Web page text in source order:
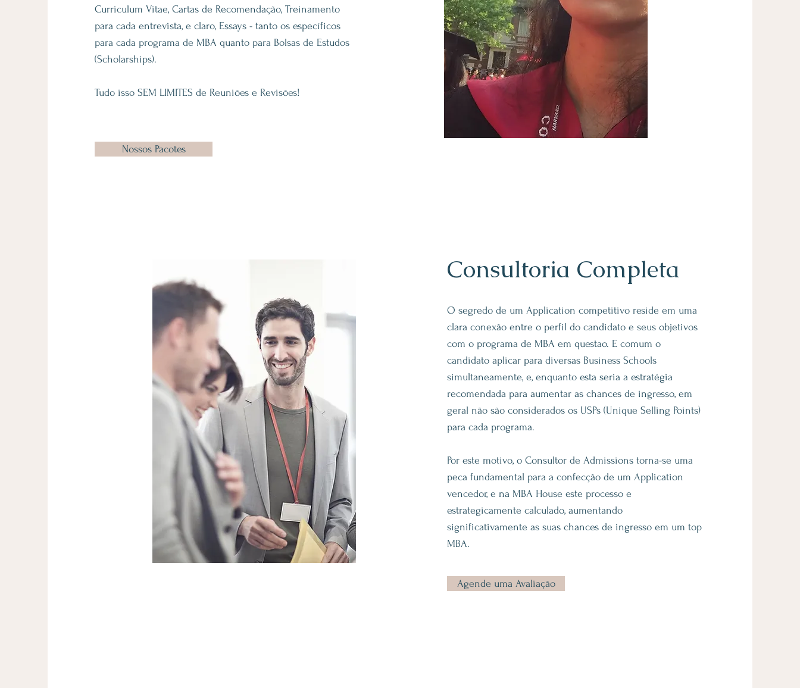
Curriculum Vitae, Cartas de Recomendação, Treinamento
para cada entrevista, e claro, Essays - tanto os específicos
para cada programa de MBA quanto para Bolsas de Estudos
(Scholarships).
Tudo isso SEM LIMITES de Reuniões e Revisões!
Nossos Pacotes
Consultoria Completa
O segredo de um Application competitivo reside em uma
clara conexão entre o perfil do candidato e seus objetivos
com o programa de MBA em questao. E comum o
candidato aplicar para diversas Business Schools
simultaneamente, e, enquanto esta seria a estratégia
recomendada para aumentar as chances de ingresso, em
geral não são considerados os USPs (Unique Selling Points)
para cada programa.
Por este motivo, o Consultor de Admissions torna-se uma
peca fundamental para a confecção de um Application
vencedor, e na MBA House este processo e
estrategicamente calculado, aumentando
significativamente as suas chances de ingresso em um top
MBA.
Agende uma Avaliação